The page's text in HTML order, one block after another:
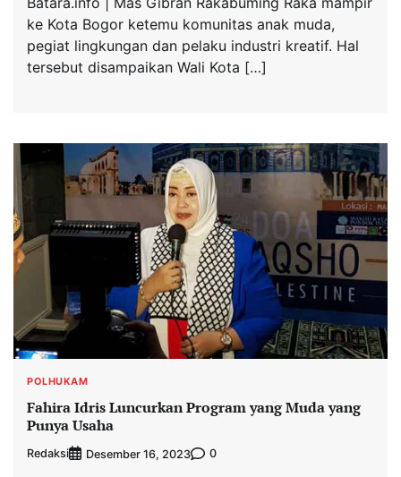
ke Kota Bogor ketemu komunitas anak muda,
pegiat lingkungan dan pelaku industri kreatif. Hal
tersebut disampaikan Wali Kota […]
POLHUKAM
Fahira Idris Luncurkan Program yang Muda yang
Punya Usaha
Redaksi Desember 16, 2023 0